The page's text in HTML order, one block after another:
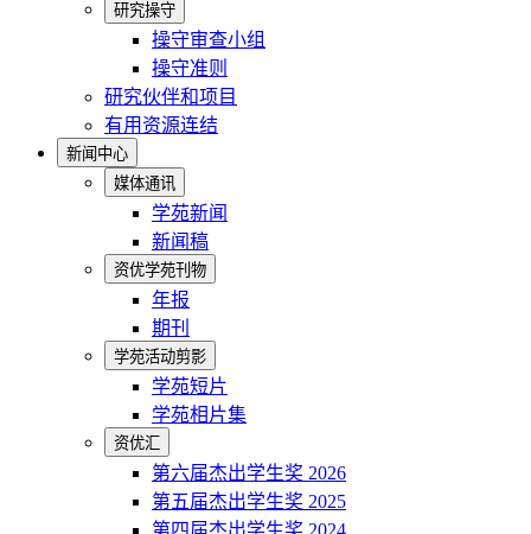
研究操守
操守审查小组
操守准则
研究伙伴和项目
有用资源连结
新闻中心
媒体通讯
学苑新闻
新闻稿
资优学苑刊物
年报
期刊
学苑活动剪影
学苑短片
学苑相片集
资优汇
第六届杰出学生奖 2026
第五届杰出学生奖 2025
第四届杰出学生奖 2024